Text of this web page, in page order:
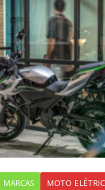
MARCAS MOTO